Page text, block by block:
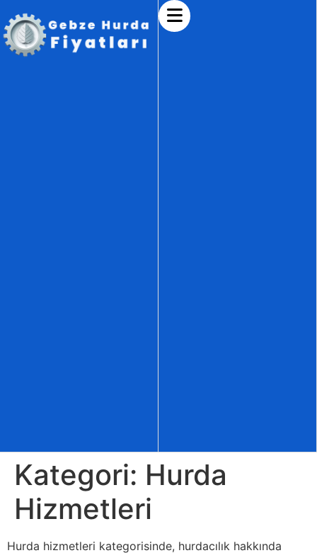
Kategori: Hurda
Hizmetleri
Hurda hizmetleri kategorisinde, hurdacılık hakkında